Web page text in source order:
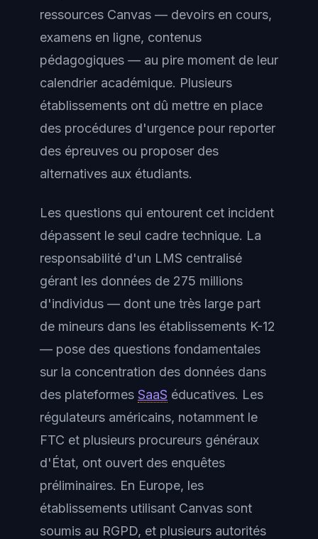
ressources Canvas — devoirs en cours,
examens en ligne, contenus
pédagogiques — au pire moment de leur
calendrier académique. Plusieurs
établissements ont dû mettre en place
des procédures d'urgence pour reporter
des épreuves ou proposer des
alternatives aux étudiants.
Les questions qui entourent cet incident
dépassent le seul cadre technique. La
responsabilité d'un LMS centralisé
gérant les données de 275 millions
d'individus — dont une très large part
de mineurs dans les établissements K-12
— pose des questions fondamentales
sur la concentration des données dans
des plateformes SaaS éducatives. Les
régulateurs américains, notamment le
FTC et plusieurs procureurs généraux
d'État, ont ouvert des enquêtes
préliminaires. En Europe, les
établissements utilisant Canvas sont
soumis au RGPD, et plusieurs autorités